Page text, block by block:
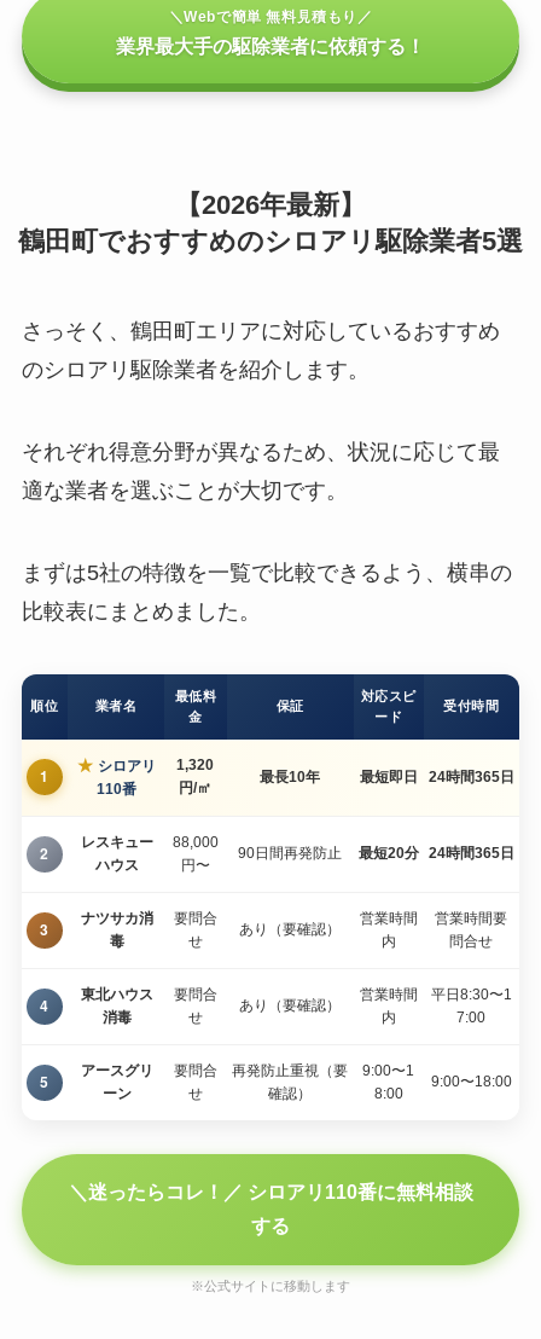
＼Webで簡単 無料見積もり／
業界最大手の駆除業者に依頼する！
【2026年最新】
鶴田町でおすすめのシロアリ駆除業者5選
さっそく、鶴田町エリアに対応しているおすすめ
のシロアリ駆除業者を紹介します。
それぞれ得意分野が異なるため、状況に応じて最
適な業者を選ぶことが大切です。
まずは5社の特徴を一覧で比較できるよう、横串の
比較表にまとめました。
順位 業者名
最低料
金
保証
対応スピ
ード
受付時間
1 ★ シロアリ
110番
1,320
円/㎡
最長10年 最短即日 24時間365日
2
レスキュー
ハウス
88,000
円〜
90日間再発防止 最短20分 24時間365日
3
ナツサカ消
毒
要問合
せ
あり（要確認）
営業時間
内
営業時間要
問合せ
4
東北ハウス
消毒
要問合
せ
あり（要確認）
営業時間
内
平日8:30〜1
7:00
5
アースグリ
ーン
要問合
せ
再発防止重視（要
確認）
9:00〜1
8:00
9:00〜18:00
＼迷ったらコレ！／ シロアリ110番に無料相談
する
※公式サイトに移動します